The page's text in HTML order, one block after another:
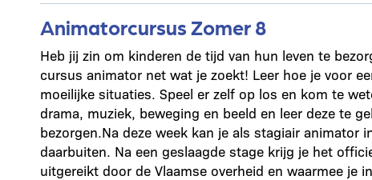
Animatorcursus Zomer 8
Heb jij zin om kinderen de tijd van hun leven te
cursus animator net wat je zoekt! Leer hoe je voor
moeilijke situaties. Speel er zelf op los en kom te
drama, muziek, beweging en beeld en leer deze te
bezorgen.Na deze week kan je als stagiair
daarbuiten. Na een geslaagde stage krijg je het
uitgereikt door de Vlaamse overheid en waarmee je